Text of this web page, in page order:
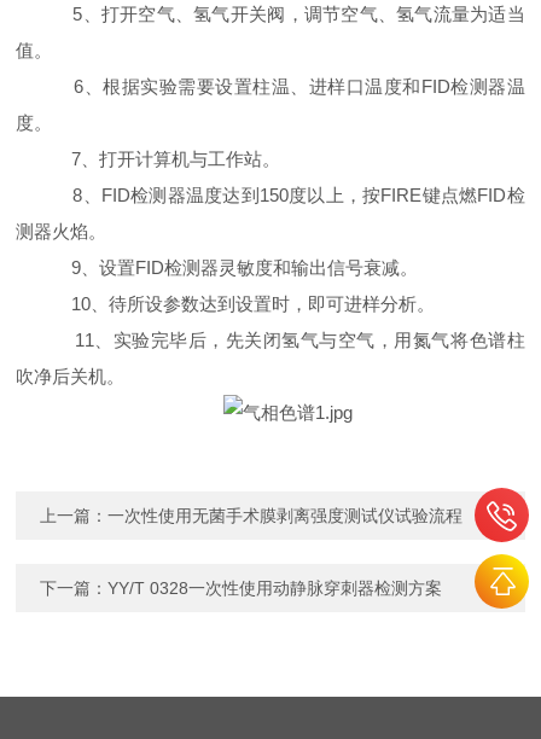
5 、打开空气、氢气开关阀，调节空气、氢气流量为适当
值。
6 、根据实验需要设置柱温、进样口温度和FID检测器温
度。
7 、打开计算机与工作站。
8
FID检测器温度达到 150度以上，按FIRE键点燃FID检
测器火焰。
9 、设置FID检测器灵敏度和输出信号衰减。
10 、待所设参数达到设置时，即可进样分析。
11 、实验完毕后，先关闭氢气与空气，用氮气将色谱柱
吹净后关机。
上一篇：一次性使用无菌手术膜剥离强度测试仪试验流程
下一篇：YY/T 0328一次性使用动静脉穿刺器检测方案